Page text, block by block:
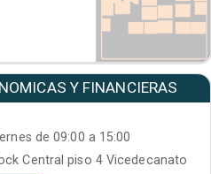
Y FINANCIERAS
de 09:00 a 15:00
Central piso 4 Vicedecanato